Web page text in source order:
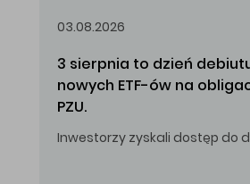
03.08.2026
3 sierpnia to dzień
nowych ETF-ów na
PZU.